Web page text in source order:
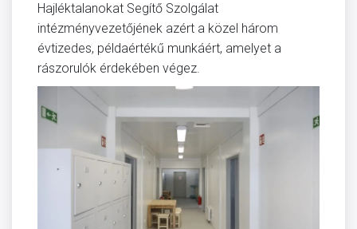
Hajléktalanokat Segítő Szolgálat
intézményvezetőjének azért a közel három
évtizedes, példaértékű munkáért, amelyet a
rászorulók érdekében végez.